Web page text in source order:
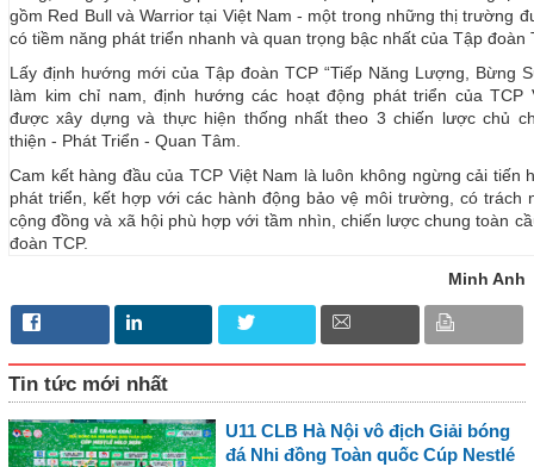
gồm Red Bull và Warrior tại Việt Nam - một trong những thị trường
có tiềm năng phát triển nhanh và quan trọng bậc nhất của Tập đoàn
Lấy định hướng mới của Tập đoàn TCP “Tiếp Năng Lượng, Bừng
làm kim chỉ nam, định hướng các hoạt động phát triển của TCP
được xây dựng và thực hiện thống nhất theo 3 chiến lược chủ
thiện - Phát Triển - Quan Tâm.
Cam kết hàng đầu của TCP Việt Nam là luôn không ngừng cải tiến
phát triển, kết hợp với các hành động bảo vệ môi trường, có trách
cộng đồng và xã hội phù hợp với tầm nhìn, chiến lược chung toàn
đoàn TCP.
Minh Anh
Tin tức mới nhất
U11 CLB Hà Nội vô địch Giải bóng
đá Nhi đồng Toàn quốc Cúp Nestlé